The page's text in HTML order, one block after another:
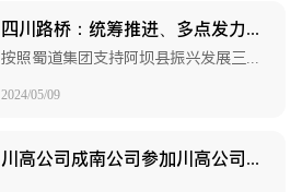
四川路桥：统筹推进、多点发力，地企共谱乡村“振兴曲”
按照蜀道集团支持阿坝县振兴发展三级联帮工作要求，四川路桥全力扛起对阿坝县贾洛镇的托底性帮扶责任，把主责主业和贾洛镇资源深度融合，抓实“产业帮扶、消费帮扶、就业帮扶、人才帮扶、党建帮扶”等托底性帮扶举措。托底性帮扶工作开展以来，四川路桥深谋划、重实干、聚合力，为贾洛镇的乡村振兴工作注入新动能，取得新实效。
2024/05/09
川高公司成南公司参加川高公司阿坝县茸安乡振兴发展工作藏香猪养殖帮扶项目调研工作